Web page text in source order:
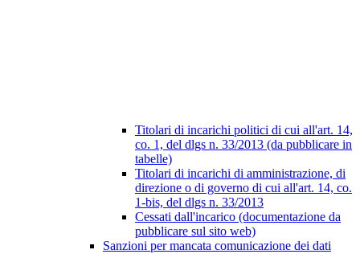
Titolari di incarichi politici di cui all'art. 14,
co. 1, del dlgs n. 33/2013 (da pubblicare in
tabelle)
Titolari di incarichi di amministrazione, di
direzione o di governo di cui all'art. 14, co.
1-bis, del dlgs n. 33/2013
Cessati dall'incarico (documentazione da
pubblicare sul sito web)
Sanzioni per mancata comunicazione dei dati